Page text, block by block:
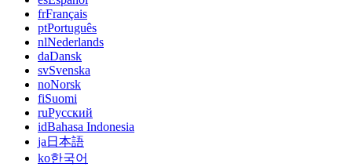
frFrançais
ptPortuguês
nlNederlands
daDansk
svSvenska
noNorsk
fiSuomi
ruРусский
idBahasa Indonesia
ja 日本語
ko한국어